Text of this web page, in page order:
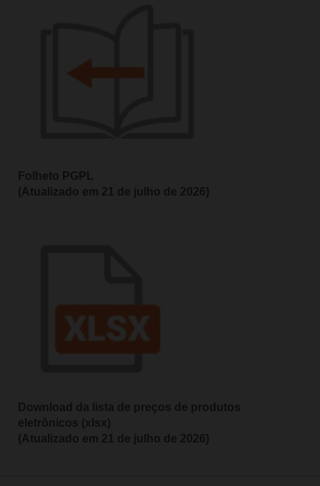
Folheto PGPL
(Atualizado em 21 de julho de 2026)
Download da lista de preços de produtos
eletrônicos (xlsx)
(Atualizado em 21 de julho de 2026)